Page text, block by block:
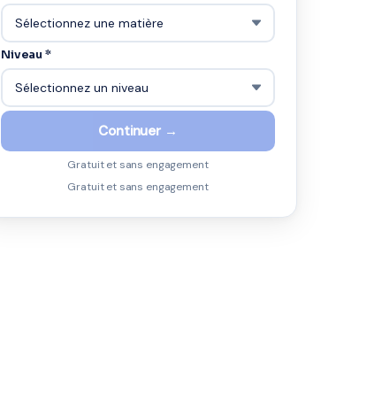
Niveau *
Continuer →
Gratuit et sans engagement
Gratuit et sans engagement